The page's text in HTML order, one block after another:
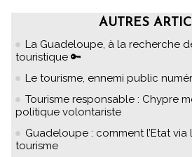
AUTRES
La Guadeloupe, à la recherche
touristique 🔑
Le tourisme, ennemi public
Tourisme responsable : Chypre
politique volontariste
Guadeloupe : comment l’Etat
tourisme